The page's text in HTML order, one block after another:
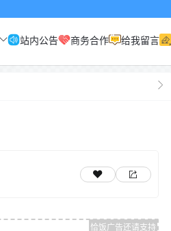
站内公告 商务合作 给我留言